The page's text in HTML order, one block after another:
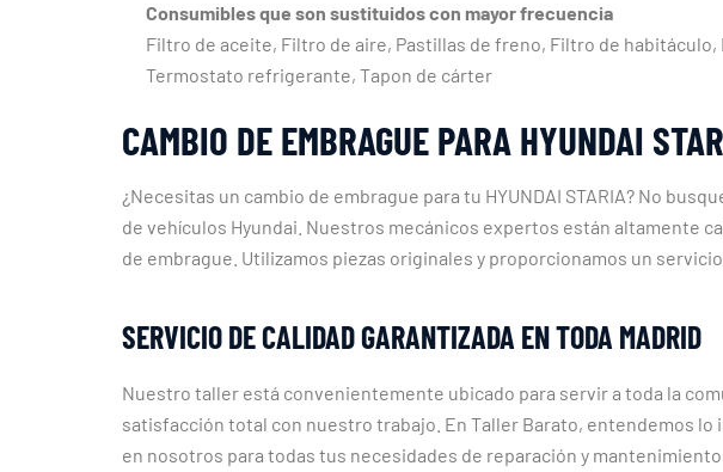
Consumibles que son sustituidos con mayor frecuencia
Filtro de aceite, Filtro de aire, Pastillas de freno, Filtro de
Termostato refrigerante, Tapon de cárter
CAMBIO DE EMBRAGUE PARA HYUNDAI
¿Necesitas un cambio de embrague para tu HYUNDAI STARIA? No
de vehículos Hyundai. Nuestros mecánicos expertos están altamente
de embrague. Utilizamos piezas originales y proporcionamos un
SERVICIO DE CALIDAD GARANTIZADA EN TODA MADRID
Nuestro taller está convenientemente ubicado para servir a toda la
satisfacción total con nuestro trabajo. En Taller Barato, entendemos
en nosotros para todas tus necesidades de reparación y mantenimiento